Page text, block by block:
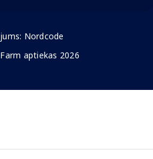
Nordcode
aptiekas 2026